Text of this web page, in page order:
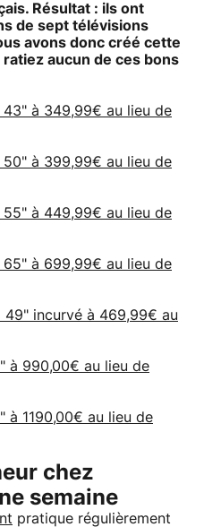
Résultat : ils ont
de sept télévisions
avons donc créé cette
aucun de ces bons
43" à 349,99€ au lieu de
50" à 399,99€ au lieu de
55" à 449,99€ au lieu de
65" à 699,99€ au lieu de
49" incurvé à 469,99€ au
à 990,00€ au lieu de
à 1190,00€ au lieu de
chez
semaine
pratique régulièrement